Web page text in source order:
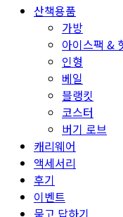
산책용품
가방
아이스팩 &
인형
베일
블랭킷
코스터
버기 로브
캐리웨어
액세서리
후기
이벤트
묻고 답하기